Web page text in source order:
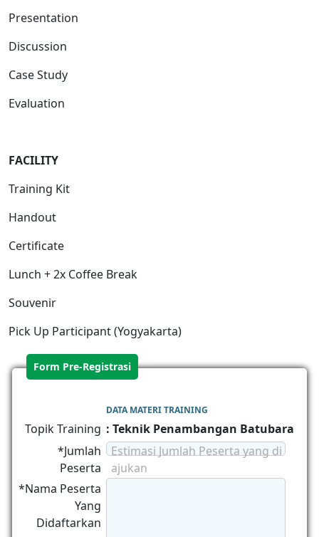
Presentation
Discussion
Case Study
Evaluation
FACILITY
Training Kit
Handout
Certificate
Lunch + 2x Coffee Break
Souvenir
Pick Up Participant (Yogyakarta)
Form Pre-Registrasi
DATA MATERI TRAINING
Topik Training : Teknik Penambangan Batubara
*Jumlah
Peserta
Estimasi Jumlah Peserta yang di
ajukan
*Nama Peserta
Yang
Didaftarkan